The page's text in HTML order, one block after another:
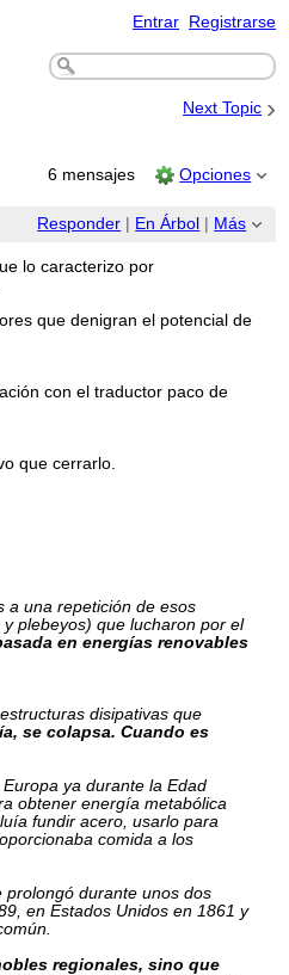
Entrar Registrarse
Next Topic ›
6 mensajes Opciones
Responder | En Árbol | Más
lo caracterizo por
que denigran el potencial de
con el traductor paco de
que cerrarlo.
a una repetición de esos
plebeyos) que lucharon por el
en energías renovables
disipativas que
se colapsa. Cuando es
ya durante la Edad
obtener energía metabólica
fundir acero, usarlo para
comida a los
prolongó durante unos dos
en Estados Unidos en 1861 y
regionales, sino que